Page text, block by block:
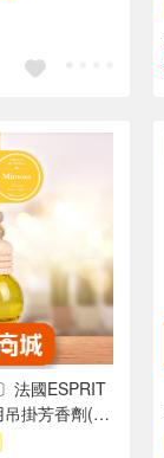
法國ESPRIT
吊掛芳香劑(溫